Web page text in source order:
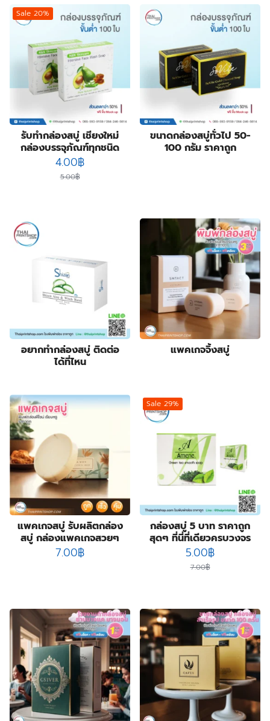
products
ฉลากสินค้า
products
ซองกระดาษ 11
product
ซองฟอยล์ 44
products
ถุงกระดาษ 7272
products
ถุงกระดาษสำเร็จรูป 2
products
22
products
ป้ายกล่องไฟ 1414
products
ป้ายฉลุลาย
products
ป้ายธงญี่ปุ่น
products
พิมพ์สกรีนสินค้า 11
สติ๊กเกอร์กันปลอมโฮโลแกรม
สายคาดกล่อง 44
products
โบรชัวร์ แผ่นพับ ใบปลิว
โปสการ์ด การ์ดแต่งงาน
Sale 20%
รับทำกล่องสบู่ เชียงใหม่
กล่องบรรจุภัณฑ์ทุกชนิด
5.00฿
Original
price
4.00฿Current
ขนาดกล่องสบู่ทั่วไป 50-
100 กรัม ราคาถูก
อยากทำกล่องสบู่ ติดต่อ
ได้ที่ไหน
แพคเกจจิ้งสบู่
แพคเกจสบู่ รับผลิตกล่อง
สบู่ กล่องแพคเกจสวยๆ
7.00฿
Sale 29%
กล่องสบู่ 5 บาท ราคาถูก
สุดๆ ที่นี่ที่เดียวครบวงจร
7.00฿
Original
price
5.00฿Current